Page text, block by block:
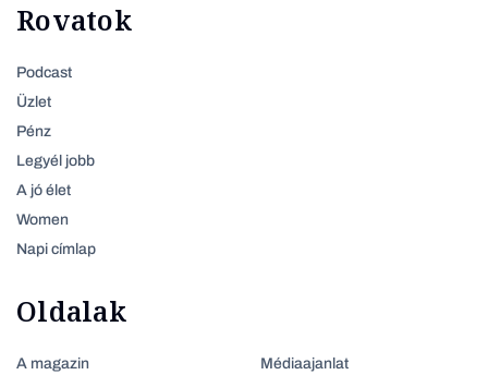
Rovatok
Podcast
Üzlet
Pénz
Legyél jobb
A jó élet
Women
Napi címlap
Oldalak
A magazin Médiaajanlat